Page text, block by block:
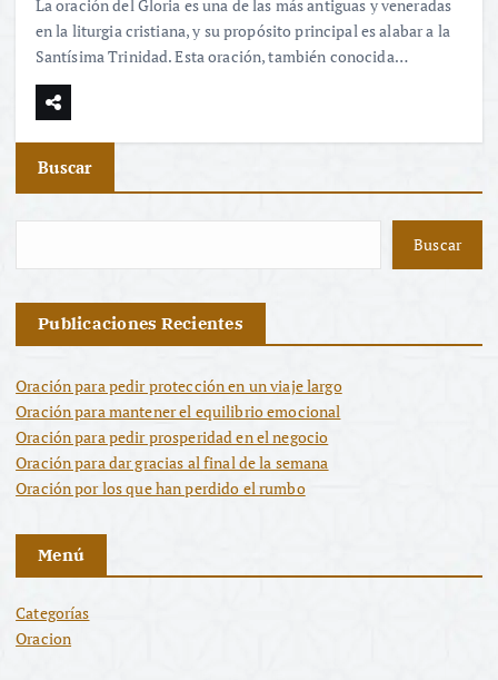
La oración del Gloria es una de las más antiguas y veneradas
en la liturgia cristiana, y su propósito principal es alabar a la
Santísima Trinidad. Esta oración, también conocida…
Buscar
Buscar
Publicaciones Recientes
Oración para pedir protección en un viaje largo
Oración para mantener el equilibrio emocional
Oración para pedir prosperidad en el negocio
Oración para dar gracias al final de la semana
Oración por los que han perdido el rumbo
Menú
Categorías
Oracion